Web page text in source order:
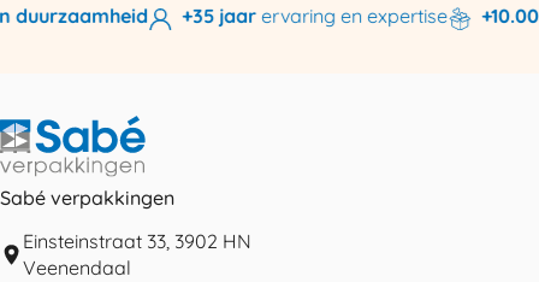
+35 jaarervaring en expertise
Sabé verpakkingen
Einsteinstraat 33, 3902 HN
Veenendaal